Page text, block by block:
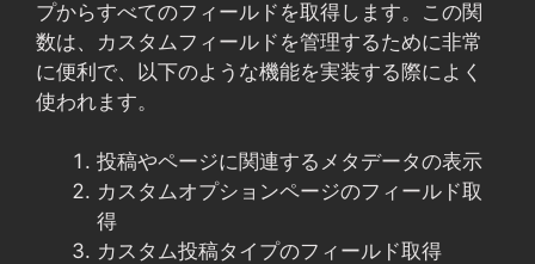
プからすべてのフィールドを取得します。この関
数は、カスタムフィールドを管理するために非常
に便利で、以下のような機能を実装する際によく
使われます。
投稿やページに関連するメタデータの表示
カスタムオプションページのフィールド取
得
カスタム投稿タイプのフィールド取得